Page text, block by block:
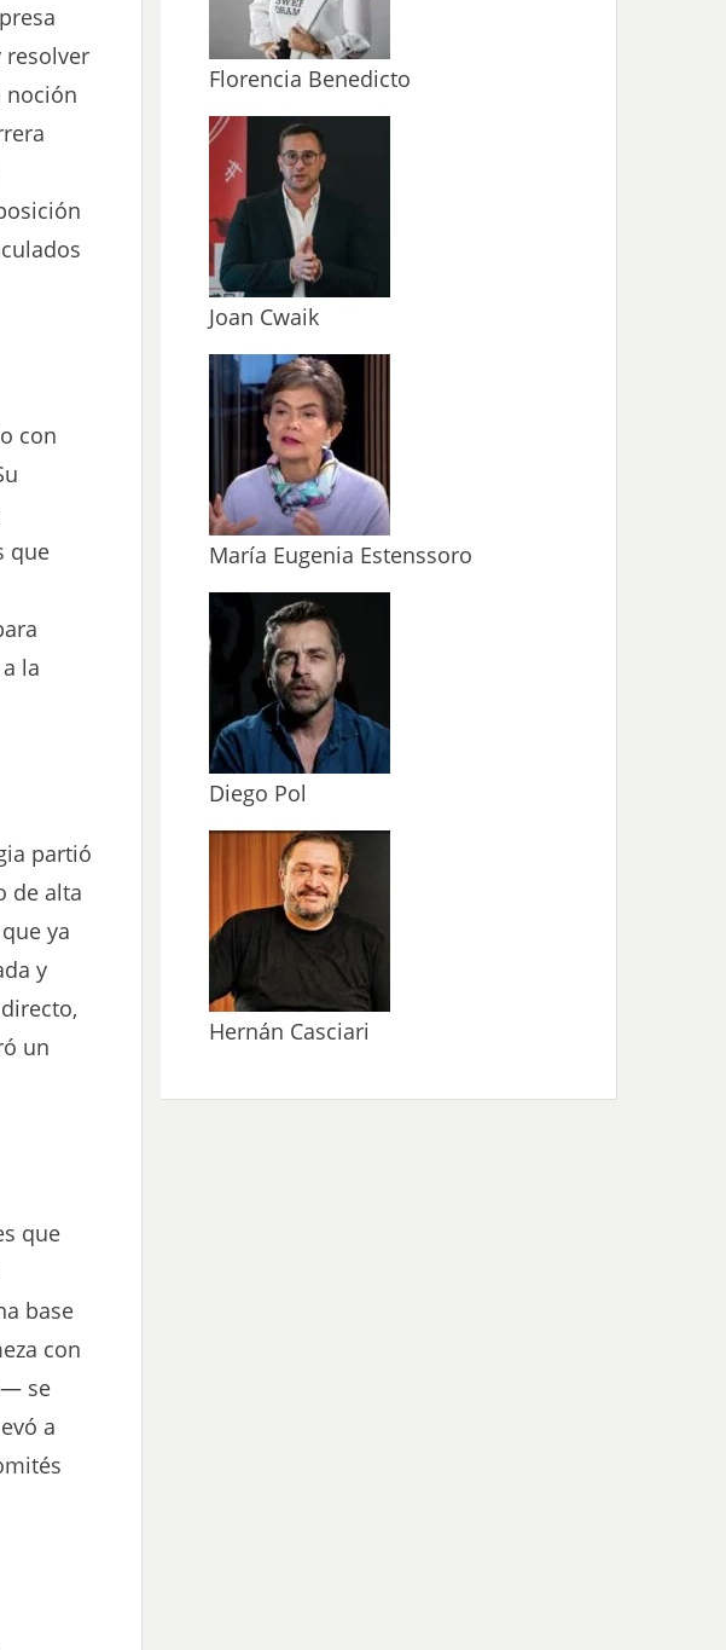
resolver
noción
con
que
la
partió
de alta
ya
y
un
que
base
con
se
a
Florencia Benedicto
Joan Cwaik
María Eugenia Estenssoro
Diego Pol
Hernán Casciari